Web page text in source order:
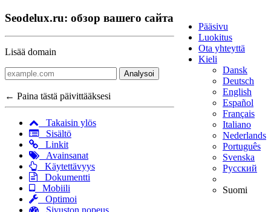
Pääsivu
Luokitus
Ota yhteyttä
Kieli
Dansk
Deutsch
English
Español
Français
Italiano
Nederlands
Português
Svenska
Русский
Suomi
Seodelux.ru: обзор вашего сайта
Lisää domain
Analysoi
← Paina tästä päivittääksesi
Takaisin ylös
Sisältö
Linkit
Avainsanat
Käytettävyys
Dokumentti
Mobiili
Optimoi